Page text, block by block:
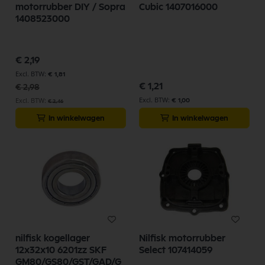
motorrubber DIY / Sopra
1408523000
Speciale
prijs
€ 2,19
€ 1,81
€ 2,98
€ 2,46
In winkelwagen
Cubic 1407016000
€ 1,21
€ 1,00
In winkelwagen
nilfisk kogellager
12x32x10 6201zz SKF
GM80/GS80/GST/GAD/G
Nilfisk motorrubber
Select 107414059